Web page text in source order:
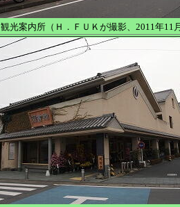
観光案内所（Ｈ．ＦＵＫが撮影、2011年11